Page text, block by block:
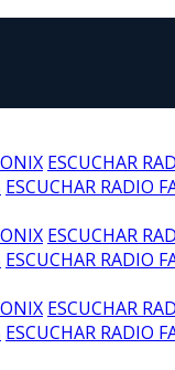
ESCUCHAR
ESCUCHAR RADIO
ESCUCHAR
ESCUCHAR RADIO
ESCUCHAR
ESCUCHAR RADIO